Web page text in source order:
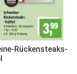
Rückensteaks-